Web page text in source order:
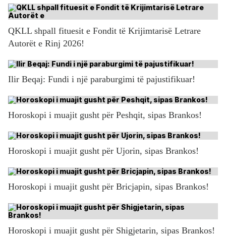
QKLL shpall fituesit e Fondit të Krijimtarisë Letrare
Autorët e Rinj 2026!
Ilir Beqaj: Fundi i një paraburgimi të pajustifikuar!
Horoskopi i muajit gusht për Peshqit, sipas Brankos!
Horoskopi i muajit gusht për Ujorin, sipas Brankos!
Horoskopi i muajit gusht për Bricjapin, sipas Brankos!
Horoskopi i muajit gusht për Shigjetarin, sipas Brankos!